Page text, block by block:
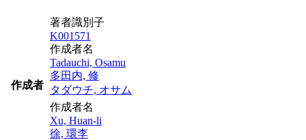
作成者
著者識別子
K001571
作成者名
Tadauchi, Osamu
多田内, 修
タダウチ, オサム
作成者名
Xu, Huan-li
徐, 環李